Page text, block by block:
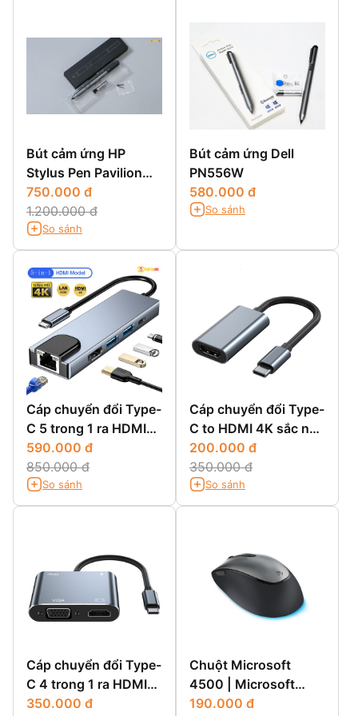
Bút cảm ứng HP
Stylus Pen Pavilion
X360 | ENVY X360 |
Spectre X360
750.000 đ
1.200.000 đ
So sánh
Bút cảm ứng Dell
PN556W
580.000 đ
So sánh
Cáp chuyển đổi Type-
C 5 trong 1 ra HDMI
4K, 2xUSB 3.0, Type
C, Lan | Bộ HUB
Type-C 5 in 1
590.000 đ
850.000 đ
So sánh
Cáp chuyển đổi Type-
C to HDMI 4K sắc nét
|| HUB Type-C to
HDMI 4K
200.000 đ
350.000 đ
So sánh
Cáp chuyển đổi Type-
C 4 trong 1 ra HDMI
4K, USB 3.0, Type-C,
350.000 đ
Chuột Microsoft
4500 | Microsoft
Business Accessories
190.000 đ